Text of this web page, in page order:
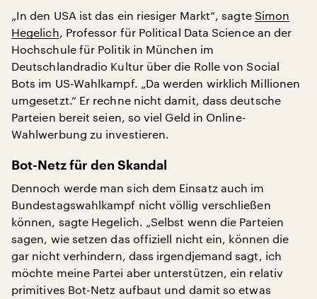
„In den USA ist das ein riesiger Markt“, sagte Simon
Hegelich, Professor für Political Data Science an der
Hochschule für Politik in München im
Deutschlandradio Kultur über die Rolle von Social
Bots im US-Wahlkampf. „Da werden wirklich Millionen
umgesetzt.“ Er rechne nicht damit, dass deutsche
Parteien bereit seien, so viel Geld in Online-
Wahlwerbung zu investieren.
Bot-Netz für den Skandal
Dennoch werde man sich dem Einsatz auch im
Bundestagswahlkampf nicht völlig verschließen
können, sagte Hegelich. „Selbst wenn die Parteien
sagen, wie setzen das offiziell nicht ein, können die
gar nicht verhindern, dass irgendjemand sagt, ich
möchte meine Partei aber unterstützen, ein relativ
primitives Bot-Netz aufbaut und damit so etwas